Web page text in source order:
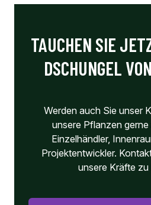
TAUCHEN SIE
DSCHUNGEL
Werden auch Sie unser
unsere Pflanzen
Einzelhändler,
Projektentwickler.
unsere Kräfte zu